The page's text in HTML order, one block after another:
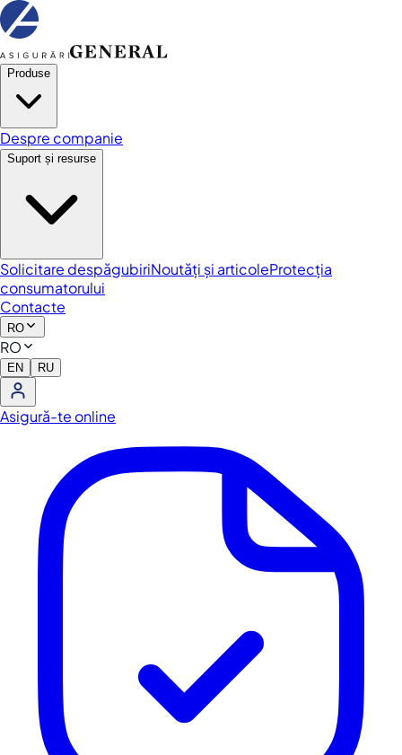
Produse
Despre companie
Suport și resurse
Solicitare despăgubiriNoutăți și articoleProtecția
consumatorului
Contacte
RO
RO
EN RU
Asigură-te online